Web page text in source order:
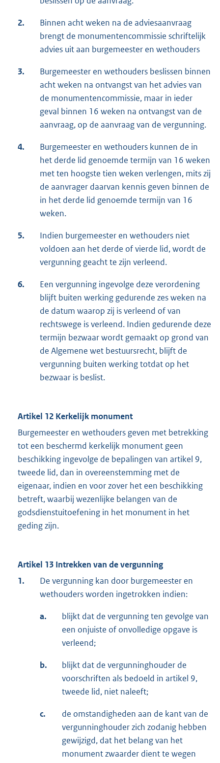
2.
Binnen acht weken na de adviesaanvraag
brengt de monumentencommissie schriftelijk
advies uit aan burgemeester en wethouders
3.
Burgemeester en wethouders beslissen binnen
acht weken na ontvangst van het advies van
de monumentencommissie, maar in ieder
geval binnen 16 weken na ontvangst van de
aanvraag, op de aanvraag van de vergunning.
4.
Burgemeester en wethouders kunnen de in
het derde lid genoemde termijn van 16 weken
met ten hoogste tien weken verlengen, mits zij
de aanvrager daarvan kennis geven binnen de
in het derde lid genoemde termijn van 16
weken.
5.
Indien burgemeester en wethouders niet
voldoen aan het derde of vierde lid, wordt de
vergunning geacht te zijn verleend.
6.
Een vergunning ingevolge deze verordening
blijft buiten werking gedurende zes weken na
de datum waarop zij is verleend of van
rechtswege is verleend. Indien gedurende deze
termijn bezwaar wordt gemaakt op grond van
de Algemene wet bestuursrecht, blijft de
vergunning buiten werking totdat op het
bezwaar is beslist.
Artikel 12 Kerkelijk monument
Burgemeester en wethouders geven met betrekking
tot een beschermd kerkelijk monument geen
beschikking ingevolge de bepalingen van artikel 9,
tweede lid, dan in overeenstemming met de
eigenaar, indien en voor zover het een beschikking
betreft, waarbij wezenlijke belangen van de
godsdienstuitoefening in het monument in het
geding zijn.
Artikel 13 Intrekken van de vergunning
1.
De vergunning kan door burgemeester en
wethouders worden ingetrokken indien:
a.
blijkt dat de vergunning ten gevolge van
een onjuiste of onvolledige opgave is
verleend;
b.
blijkt dat de vergunninghouder de
voorschriften als bedoeld in artikel 9,
tweede lid, niet naleeft;
c.
de omstandigheden aan de kant van de
vergunninghouder zich zodanig hebben
gewijzigd, dat het belang van het
monument zwaarder dient te wegen